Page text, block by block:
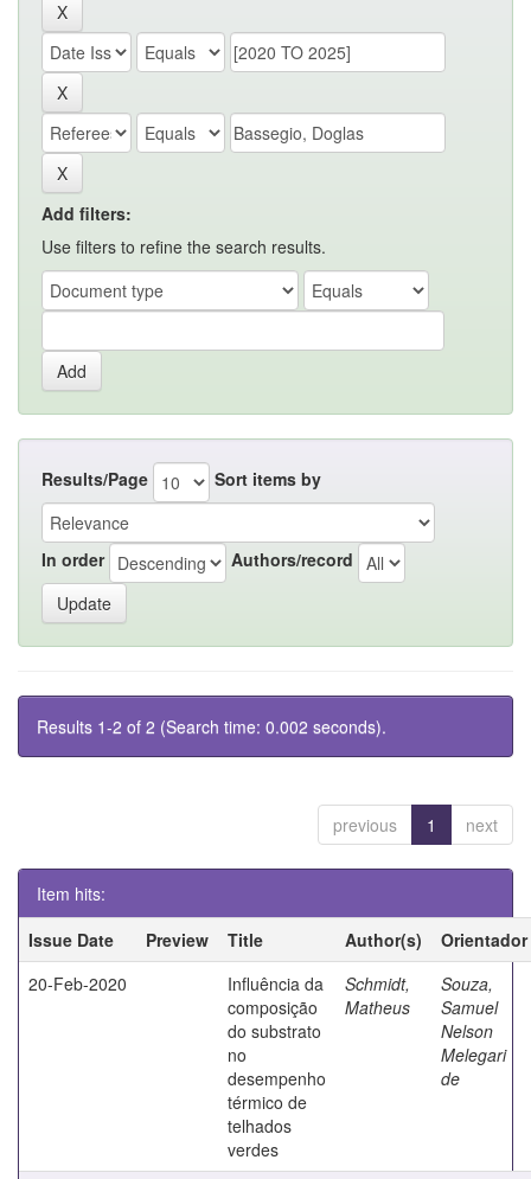
Add filters:
Use filters to refine the search results.
Results/Page Sort items by
In order Authors/record
Results 1-2 of 2 (Search time: 0.002 seconds).
previous 1 next
Item hits:
Issue Date
Preview Title Author(s)
Orientador
20-Feb-2020
Influência da
composição
do substrato
no
desempenho
térmico de
telhados
verdes
Schmidt,
Matheus
Souza,
Samuel
Nelson
Melegari
de